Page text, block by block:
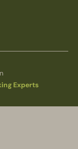
Experts